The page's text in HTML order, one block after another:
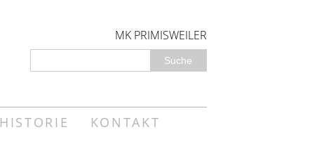
MK PRIMISWEILER
HISTORIE KONTAKT